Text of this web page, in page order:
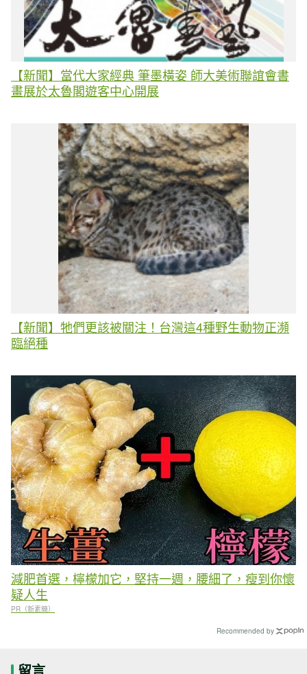
【新聞】當代大家經典 筆墨橫姿 師大美術聯誼會書
畫展於太魯閣遊客中心開展
【新聞】牠們更該被關注！台灣這4種野生動物正瀕
臨絕種
減肥首選，檸檬加它，堅持一週，腰細了，瘦到你懷
疑人生
PR（新素簡）
Recommended by